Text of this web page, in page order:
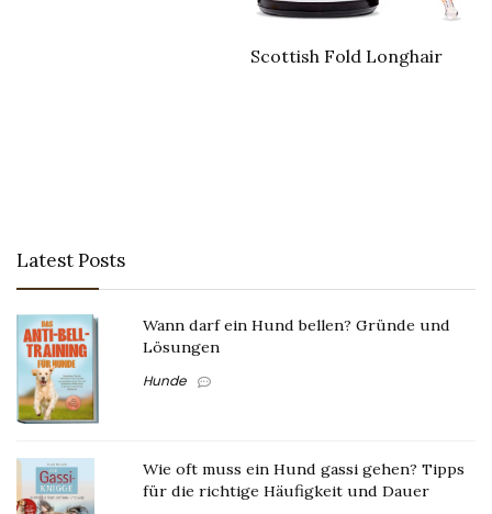
Scottish Fold Longhair
Latest Posts
Wann darf ein Hund bellen? Gründe und
Lösungen
Hunde
Wie oft muss ein Hund gassi gehen? Tipps
für die richtige Häufigkeit und Dauer